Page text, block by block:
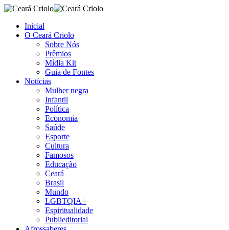
Inicial
O Ceará Criolo
Sobre Nós
Prêmios
Mídia Kit
Guia de Fontes
Notícias
Mulher negra
Infantil
Política
Economia
Saúde
Esporte
Cultura
Famosos
Educação
Ceará
Brasil
Mundo
LGBTQIA+
Espiritualidade
Publieditorial